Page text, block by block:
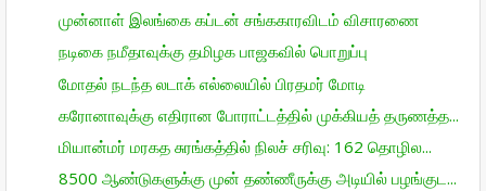
முன்னாள் இலங்கை கப்டன் சங்ககாரவிடம் விசாரணை
நடிகை நமீதாவுக்கு தமிழக பாஜகவில் பொறுப்பு
மோதல் நடந்த லடாக் எல்லையில் பிரதமர் மோடி
கரோனாவுக்கு எதிரான போராட்டத்தில் முக்கியத் தருணத்த...
மியான்மர் மரகத சுரங்கத்தில் நிலச் சரிவு: 162 தொழில...
8500 ஆண்டுகளுக்கு முன் தண்ணீருக்கு அடியில் பழங்குட...